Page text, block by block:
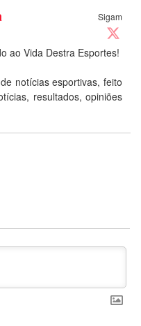
Sigam
ao Vida Destra Esportes!
notícias esportivas, feito
resultados, opiniões